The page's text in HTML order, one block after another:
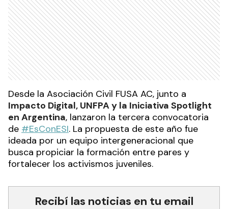
Desde la Asociación Civil FUSA AC, junto a
Impacto Digital, UNFPA y la Iniciativa Spotlight
en Argentina, lanzaron la tercera convocatoria
de #EsConESI. La propuesta de este año fue
ideada por un equipo intergeneracional que
busca propiciar la formación entre pares y
fortalecer los activismos juveniles.
Recibí las noticias en tu email